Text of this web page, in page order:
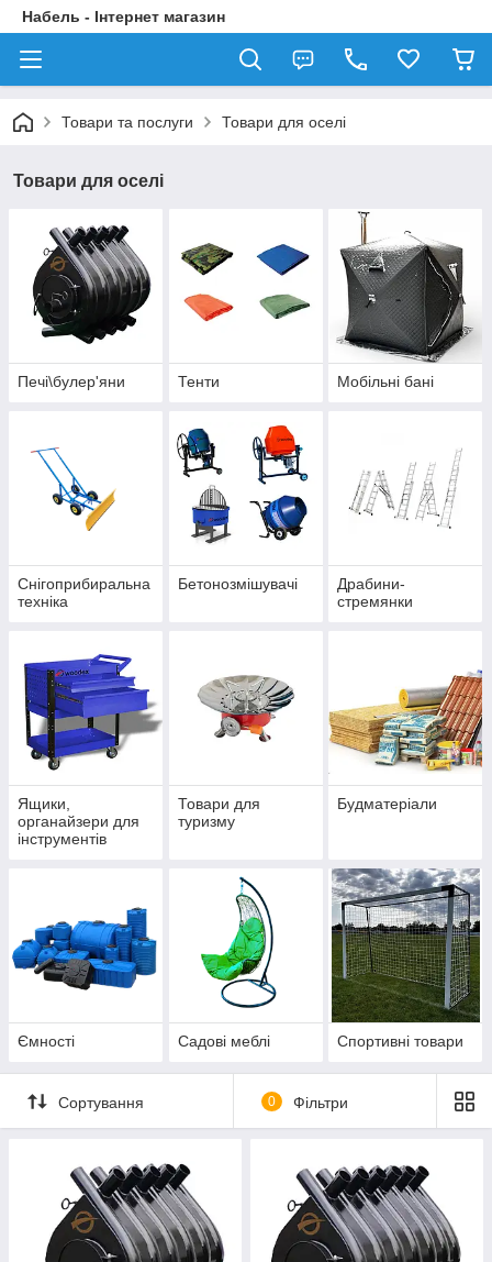
Набель - Інтернет магазин
Товари та послуги Товари для оселі
Товари для оселі
Печі\булер'яни Тенти Мобільні бані
Снігоприбиральна
техніка
Бетонозмішувачі
Драбини-
стремянки
Ящики,
органайзери для
інструментів
Товари для
туризму
Будматеріали
Ємності Садові меблі Спортивні товари
Сортування 0 Фільтри